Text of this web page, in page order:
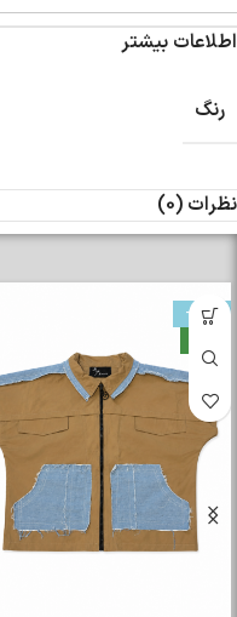
اطلاعات بیشتر
رنگ
نظرات (0)
-33%